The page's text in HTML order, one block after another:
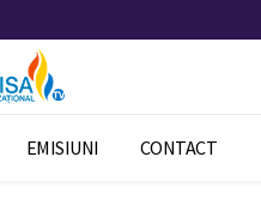
EMISIUNI CONTACT